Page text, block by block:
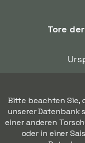
Tore
Bitte beachten Sie,
unserer Datenbank
einer anderen
oder in einer